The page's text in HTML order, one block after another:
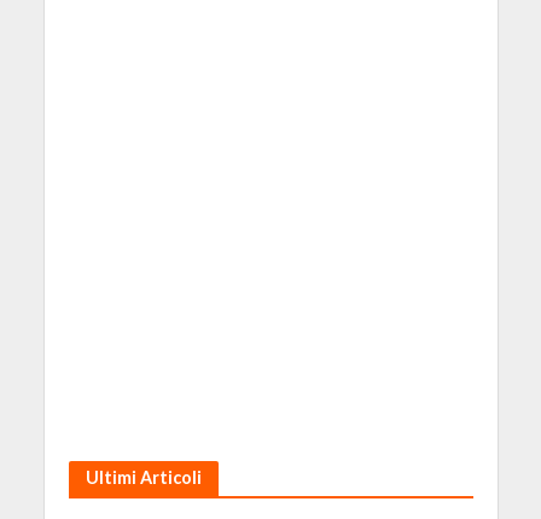
Ultimi Articoli